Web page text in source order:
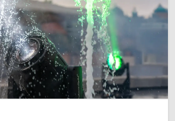
oder Palmbüsche von EUROPALMS,
Bambus, künstliche Pflanzen für
Farne sowie Gräser und Schilfe zur
für die Gestaltung von Eventlocations,
Geschäftsräumen.